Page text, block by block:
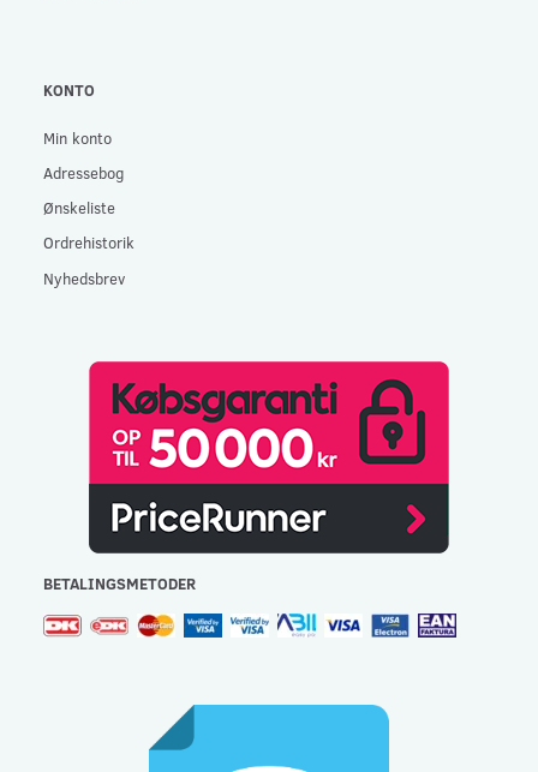
KONTO
Min konto
Adressebog
Ønskeliste
Ordrehistorik
Nyhedsbrev
BETALINGSMETODER